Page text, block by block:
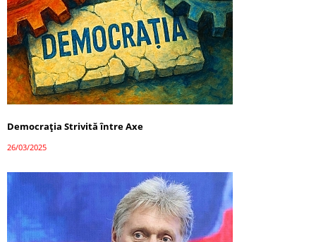
Democrația Strivită între Axe
26/03/2025